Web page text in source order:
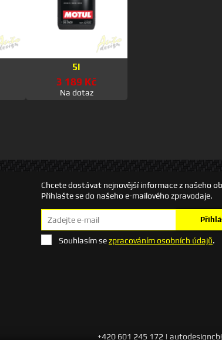
5l
3 189 Kč
Na dotaz
Chcete dostávat nejnovější informace z našeho
Přihlašte se do našeho e-mailového zpravodaje.
Souhlasím sezpracováním osobních údajů.
+420 601 245 172 |